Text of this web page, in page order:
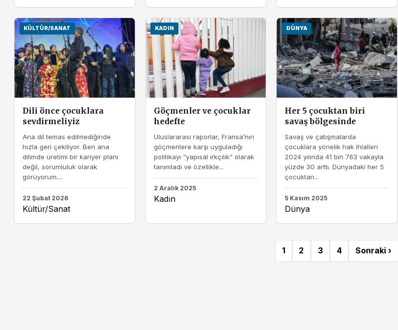
KÜLTÜR/SANAT
Dili önce çocuklara
sevdirmeliyiz
Ana dil temas edilmediğinde
hızla geri çekiliyor. Ben ana
dilimde üretimi bir kariyer planı
değil, sorumluluk olarak
görüyorum....
22 Şubat 2026
Kültür/Sanat
KADIN
Göçmenler ve çocuklar
hedefte
Uluslararası raporlar, Fransa’nın
göçmenlere karşı uyguladığı
politikayı “yapısal ırkçılık” olarak
tanımladı ve özellikle...
2 Aralık 2025
Kadın
DÜNYA
Her 5 çocuktan biri
savaş bölgesinde
Savaş ve çatışmalarda
çocuklara yönelik hak ihlalleri
2024 yılında 41 bin 763 vakayla
yüzde 30 arttı. Dünyadaki her 5
çocuktan...
5 Kasım 2025
Dünya
1 2 3 4 Sonraki ›